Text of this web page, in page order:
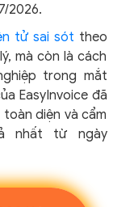
2026.
tử sai sót theo
mà còn là cách
trong mắt
EasyInvoice đã
diện và cẩm
nhất từ ngày